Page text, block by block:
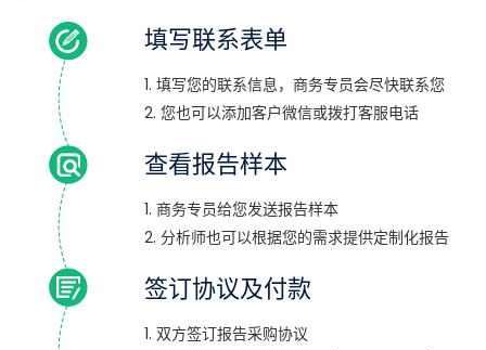
填写联系表单
1. 填写您的联系信息，商务专员会尽快联系您
2. 您也可以添加客户微信或拨打客服电话
查看报告样本
1. 商务专员给您发送报告样本
2. 分析师也可以根据您的需求提供定制化报告
签订协议及付款
1. 双方签订报告采购协议